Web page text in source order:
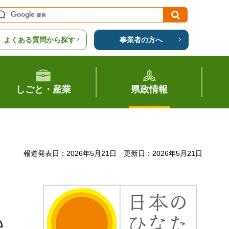
よくある質問から探す 事業者の方へ
しごと・産業 県政情報
報道発表日：2026年5月21日 更新日：2026年5月21日